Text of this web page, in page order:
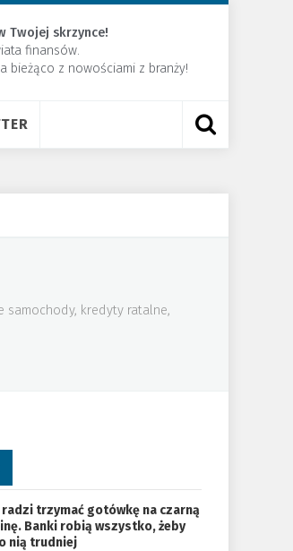
Twojej skrzynce!
finansów.
bieżąco z nowościami z branży!
kredyty ratalne,
radzi trzymać gotówkę na czarną
Banki robią wszystko, żeby
nią trudniej